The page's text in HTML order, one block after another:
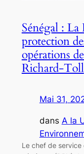
Sénégal :
protection
opérations
Richard-Toll
Mai 31,
dans A la
Le chef de